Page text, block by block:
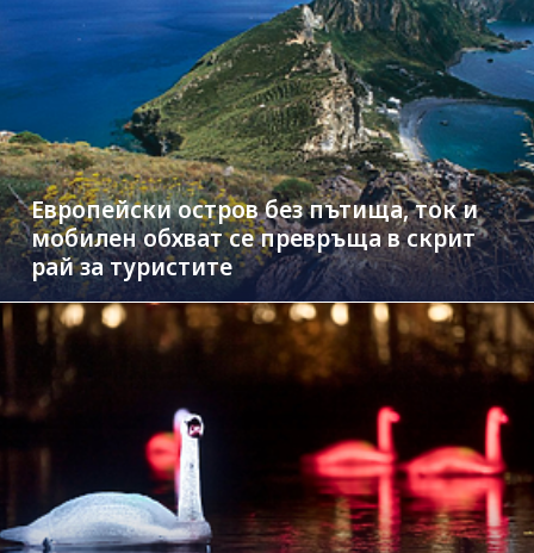
Европейски остров без пътища, ток и
мобилен обхват се превръща в скрит
рай за туристите